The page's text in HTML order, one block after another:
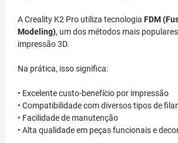
A Creality K2 Pro utiliza tecnologia FDM
Modeling), um dos métodos mais
impressão 3D.
Na prática, isso significa:
• Excelente custo-benefício por impressão
• Compatibilidade com diversos tipos de
• Facilidade de manutenção
• Alta qualidade em peças funcionais e